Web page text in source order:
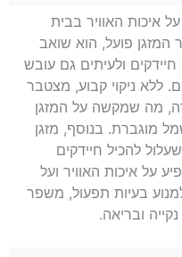
איכות האוויר בבית
המזגן פועל, הוא שואב
ולעיתים גם עובש
ללא ניקוי קבוע, מצטבר
מה שמקשה על המזגן
מוגברת. בנוסף, מזגן
להכיל חיידקים
על איכות האוויר ועל
בעיות תפעול, משפר
ובריאה.